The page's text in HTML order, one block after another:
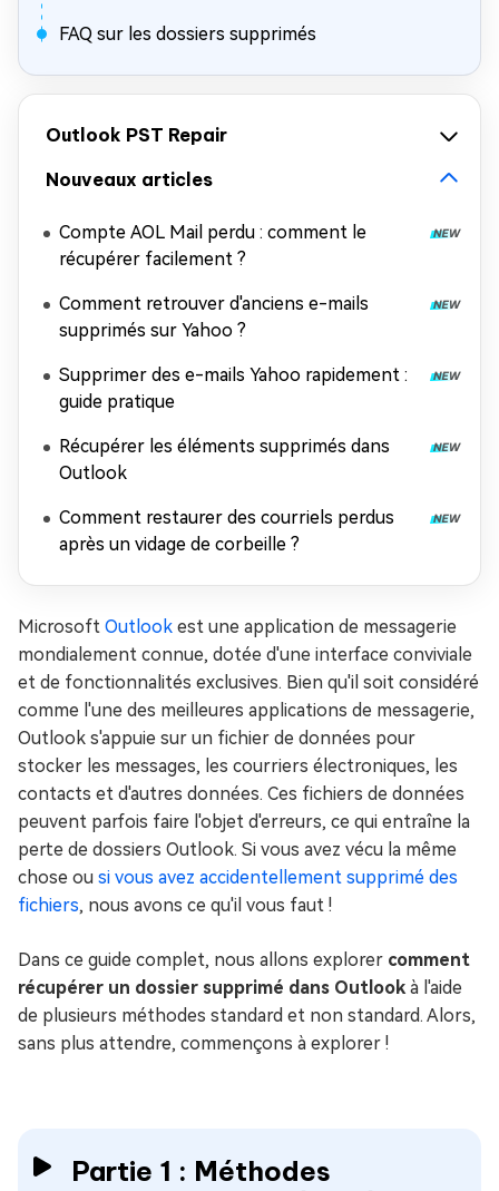
FAQ sur les dossiers supprimés
Outlook PST Repair
Nouveaux articles
Compte AOL Mail perdu : comment le
récupérer facilement ?
Comment retrouver d'anciens e-mails
supprimés sur Yahoo ?
Supprimer des e-mails Yahoo rapidement :
guide pratique
Récupérer les éléments supprimés dans
Outlook
Comment restaurer des courriels perdus
après un vidage de corbeille ?
Microsoft Outlook est une application de messagerie
mondialement connue, dotée d'une interface conviviale
et de fonctionnalités exclusives. Bien qu'il soit considéré
comme l'une des meilleures applications de messagerie,
Outlook s'appuie sur un fichier de données pour
stocker les messages, les courriers électroniques, les
contacts et d'autres données. Ces fichiers de données
peuvent parfois faire l'objet d'erreurs, ce qui entraîne la
perte de dossiers Outlook. Si vous avez vécu la même
chose ou si vous avez accidentellement supprimé des
fichiers, nous avons ce qu'il vous faut !
Dans ce guide complet, nous allons explorer comment
récupérer un dossier supprimé dans Outlookà l'aide
de plusieurs méthodes standard et non standard. Alors,
sans plus attendre, commençons à explorer !
Partie 1 : Méthodes